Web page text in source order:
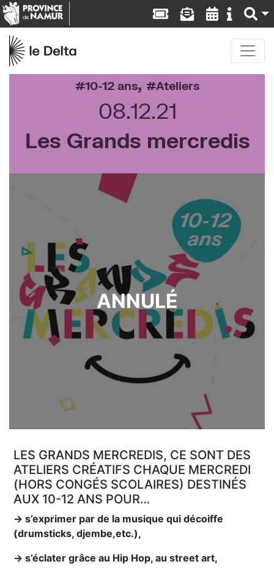
10-12 ans, Ateliers
08.12.21
Les Grands mercredis
ANNULÉ
LES GRANDS MERCREDIS, CE SONT DES
ATELIERS CRÉATIFS CHAQUE MERCREDI
(HORS CONGÉS SCOLAIRES) DESTINÉS
AUX 10-12 ANS POUR…
→ s’exprimer par de la musique qui décoiffe
(drumsticks, djembe,etc.),
→ s’éclater grâce au Hip Hop, au street art,